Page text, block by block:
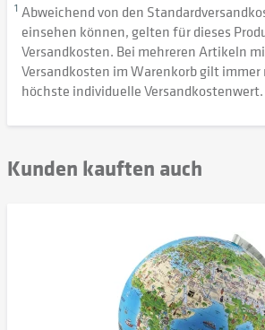
1 Abweichend von den
einsehen können, gelten für dieses
Versandkosten. Bei mehreren Artikeln
Versandkosten im Warenkorb gilt
höchste individuelle Versandkostenwert.
Kunden kauften auch